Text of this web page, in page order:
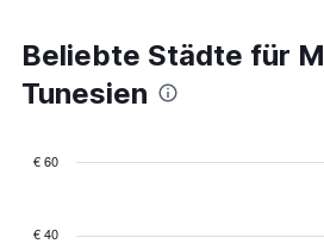
Beliebte Städte für
Tunesien
€ 40
€ 60